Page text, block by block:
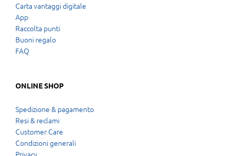
Carta vantaggi digitale
App
Raccolta punti
Buoni regalo
FAQ
ONLINE SHOP
Spedizione & pagamento
Resi & reclami
Customer Care
Condizioni generali
Privacy